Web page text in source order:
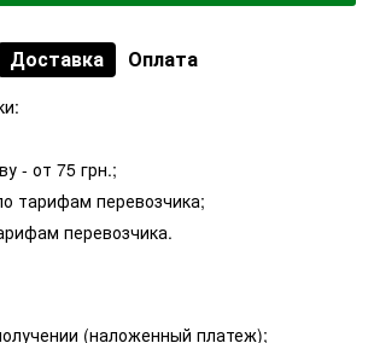
Доставка Оплата
- от 75 грн.;
тарифам перевозчика;
перевозчика.
(наложенный платеж);